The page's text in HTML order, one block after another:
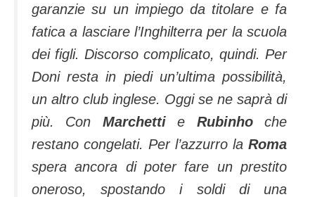
garanzie su un im­piego da titolare e fa
fatica a lasciare l’In­ghilterra per la scuo­la
dei figli. Discorso complicato, quindi. Per
Doni resta in piedi un’ultima pos­sibilità,
un altro club inglese. Oggi se ne saprà di
più. Con Marchettie Rubinhoche
restano congela­ti. Per l’azzurro la Roma
spera ancora di poter fare un pre­stito
oneroso, spo­stando i soldi di una